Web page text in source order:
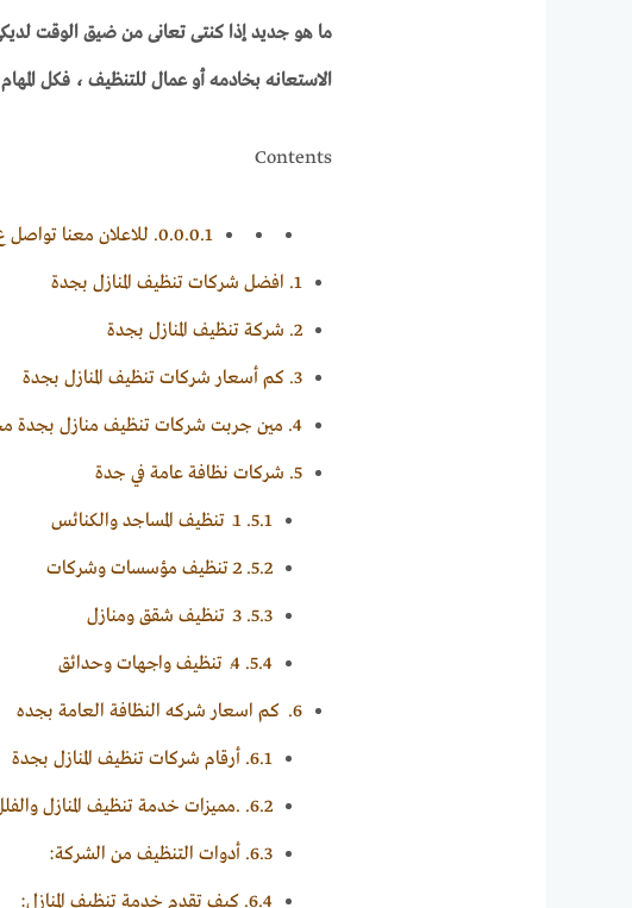
ما هو جديدإذا كنتى تعانى من ضيق الوقت
الاستعانه بخادمه أو عمال للتنظيف ، فكل
Contents
0.0.0.1. للاعلان معنا تواصل ع الواتس
1. افضل شركات تنظيف المنازل بجدة
2. شركة تنظيف المنازل بجدة
3. كم أسعار شركات تنظيف المنازل بجدة
4. مين جربت شركات تنظيف منازل بجدة
5. شركات نظافة عامة في جدة
5.1.
5.2.
5.3.
5.4.
6. كم اسعار شركه النظافة العامة بجده
6.1. أرقام شركات تنظيف المنازل بجدة
6.2. .مميزات خدمة تنظيف المنازل
6.3. أدوات التنظيف من الشركة:
6.4. كيف تقدم خدمة تنظيف المنازل: